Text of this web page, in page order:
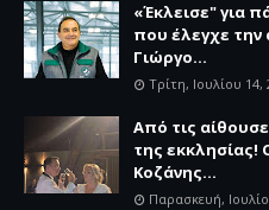
«Έκλεισε" για
που έλεγχε
Γιώργο...
Τρίτη, Ιουλίου 14,
Από τις
της εκκλησίας!
Κοζάνης...
Παρασκευή,